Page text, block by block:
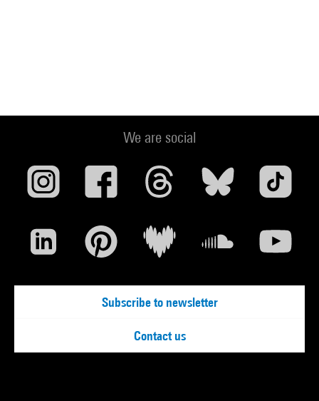
We are social
Subscribe to newsletter
Contact us